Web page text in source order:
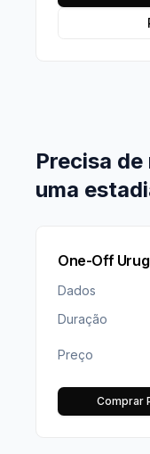
Precisa
uma
One-Off
Dados
Duração
Preço
Comprar